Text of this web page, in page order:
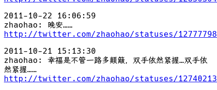
2011-10-22 16:06:59
zhaohao: 晚安……
http://twitter.com/zhaohao/statuses/
2011-10-21 15:13:30
zhaohao: 幸福是不管一路多颠簸，双手依然紧握…双手依
然紧握……
http://twitter.com/zhaohao/statuses/